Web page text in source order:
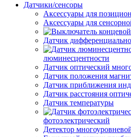
Датчики/сенсоры
Аксессуары для
Аксессуары для
Датчик
люминесцентности
Датчик оптический
Датчик положения
Датчик приближения
Датчик расстояния
Датчик температуры
фотоэлектрический
Детектор